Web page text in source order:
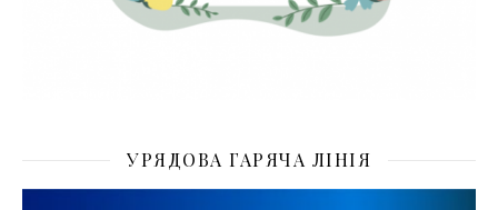
УРЯДОВА ГАРЯЧА ЛІНІЯ